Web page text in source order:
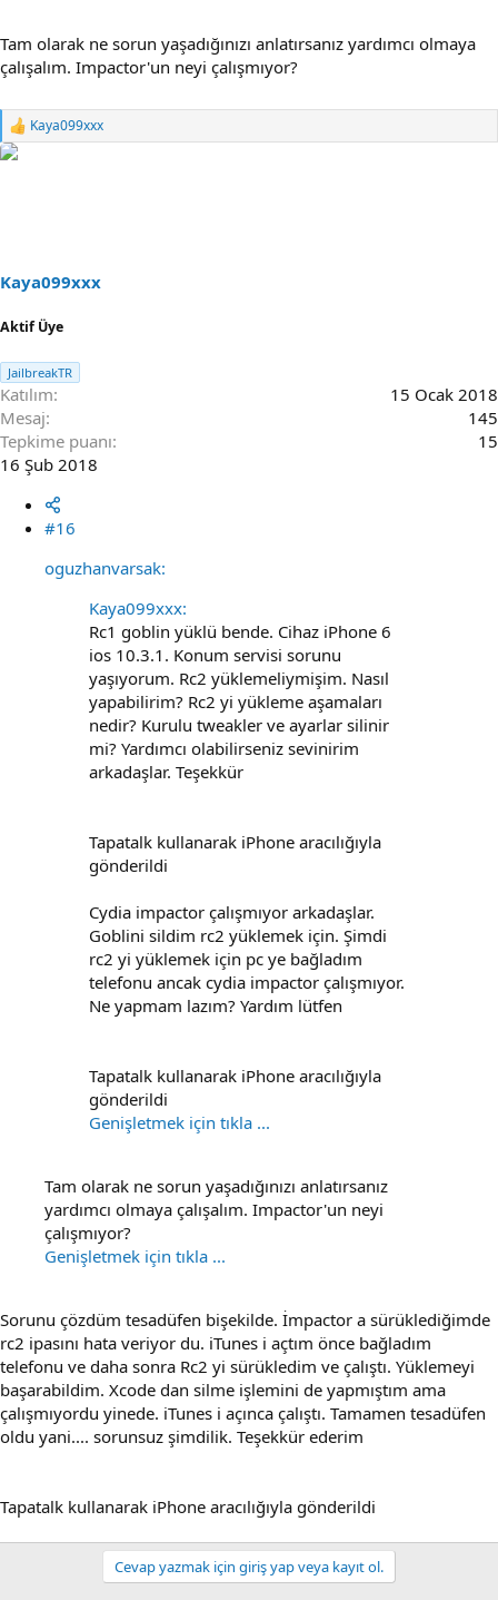
Tam olarak ne sorun yaşadığınızı anlatırsanız yardımcı olmaya
çalışalım. Impactor'un neyi çalışmıyor?
R
e
s
:
Kaya099xxx
Kaya099xxx
Aktif Üye
JailbreakTR
Katılım
15 Ocak 2018
Mesaj
145
Tepkime puanı
15
16 Şub 2018
#16
oguzhanvarsak:
Kaya099xxx:
Rc1 goblin yüklü bende. Cihaz iPhone 6
ios 10.3.1. Konum servisi sorunu
yaşıyorum. Rc2 yüklemeliymişim. Nasıl
yapabilirim? Rc2 yi yükleme aşamaları
nedir? Kurulu tweakler ve ayarlar silinir
mi? Yardımcı olabilirseniz sevinirim
arkadaşlar. Teşekkür
Tapatalk kullanarak iPhone aracılığıyla
gönderildi
Cydia impactor çalışmıyor arkadaşlar.
Goblini sildim rc2 yüklemek için. Şimdi
rc2 yi yüklemek için pc ye bağladım
telefonu ancak cydia impactor çalışmıyor.
Ne yapmam lazım? Yardım lütfen
Tapatalk kullanarak iPhone aracılığıyla
gönderildi
Genişletmek için tıkla ...
Tam olarak ne sorun yaşadığınızı anlatırsanız
yardımcı olmaya çalışalım. Impactor'un neyi
çalışmıyor?
Genişletmek için tıkla ...
Sorunu çözdüm tesadüfen bişekilde. İmpactor a sürüklediğimde
rc2 ipasını hata veriyor du. iTunes i açtım önce bağladım
telefonu ve daha sonra Rc2 yi sürükledim ve çalıştı. Yüklemeyi
başarabildim. Xcode dan silme işlemini de yapmıştım ama
çalışmıyordu yinede. iTunes i açınca çalıştı. Tamamen tesadüfen
oldu yani.... sorunsuz şimdilik. Teşekkür ederim
Tapatalk kullanarak iPhone aracılığıyla gönderildi
Cevap yazmak için giriş yap veya kayıt ol.